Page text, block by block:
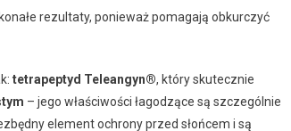
rezultaty, ponieważ pomagają obkurczyć
tetrapeptyd Teleangyn®, który skutecznie
– jego właściwości łagodzące są szczególnie
element ochrony przed słońcem i są